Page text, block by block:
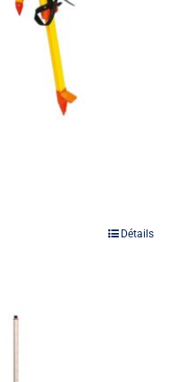
Détails